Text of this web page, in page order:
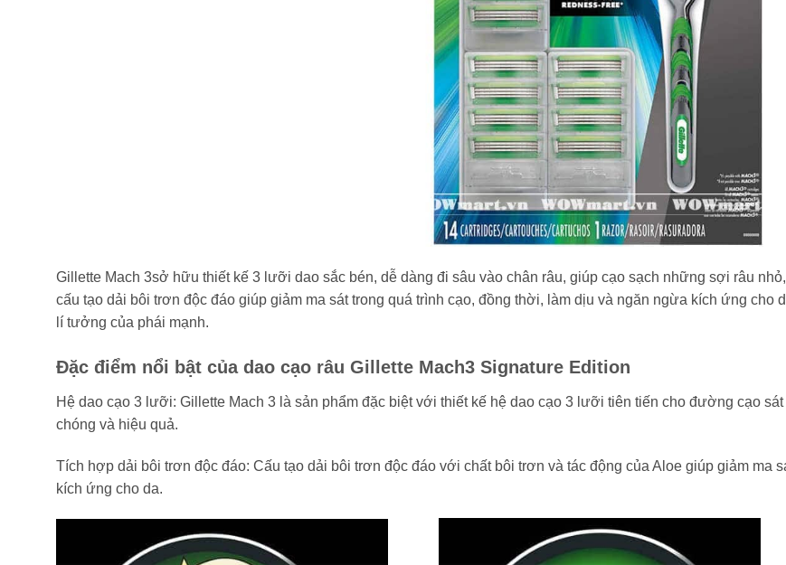
Gillette Mach 3sở hữu thiết kế 3 lưỡi dao sắc bén, dễ dàng đi sâu vào chân râu, giúp cạo sạch những sợi râu
cấu tạo dải bôi trơn độc đáo giúp giảm ma sát trong quá trình cạo, đồng thời, làm dịu và ngăn ngừa kích ứng cho
lí tưởng của phái mạnh.
Đặc điểm nổi bật của dao cạo râu Gillette Mach3 Signature Edition
Hệ dao cạo 3 lưỡi: Gillette Mach 3 là sản phẩm đặc biệt với thiết kế hệ dao cạo 3 lưỡi tiên tiến cho đường cạo
chóng và hiệu quả.
Tích hợp dải bôi trơn độc đáo: Cấu tạo dải bôi trơn độc đáo với chất bôi trơn và tác động của Aloe giúp giảm ma
kích ứng cho da.